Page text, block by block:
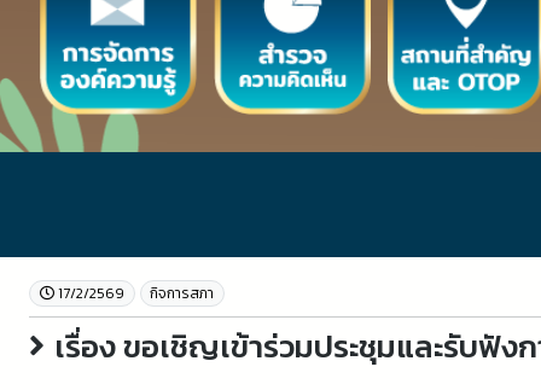
17/2/2569 กิจการสภา
เรื่อง ขอเชิญเข้าร่วมประชุมและรับฟั